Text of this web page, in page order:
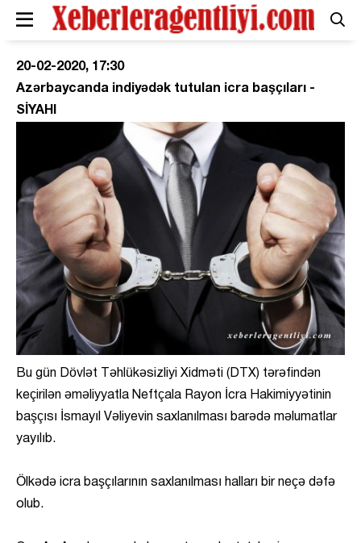
20-02-2020, 17:30
Azərbaycanda indiyədək tutulan icra başçıları -
SİYAHI
Bu gün Dövlət Təhlükəsizliyi Xidməti (DTX) tərəfindən
keçirilən əməliyyatla Neftçala Rayon İcra Hakimiyyətinin
başçısı İsmayıl Vəliyevin saxlanılması barədə məlumatlar
yayılıb.
Ölkədə icra başçılarının saxlanılması halları bir neçə dəfə
olub.